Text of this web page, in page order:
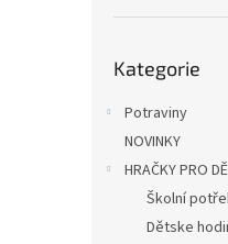
kategorie
Kategorie
Potraviny
NOVINKY
HRAČKY PRO
Školní
Dětske